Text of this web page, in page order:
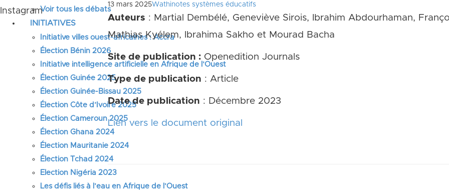
InstagramVoir tous les débats
INITIATIVES
Initiative villes ouest-africaines : Accra
Élection Bénin 2026
Initiative intelligence artificielle en Afrique de l’Ouest
Élection Guinée 2025
Élection Guinée-Bissau 2025
Élection Côte d’Ivoire 2025
Élection Cameroun 2025
Élection Ghana 2024
Élection Mauritanie 2024
Élection Tchad 2024
Election Nigéria 2023
Les défis liés à l’eau en Afrique de l’Ouest
13 mars 2025Wathinotes systèmes éducatifs
Auteurs : Martial Dembélé, Geneviève Sirois, Ibrahim Abdourhaman,
Mathias Kyélem, Ibrahima Sakho et Mourad Bacha
Site de publication : Openedition Journals
Type de publication : Article
Date de publication : Décembre 2023
Lien vers le document original